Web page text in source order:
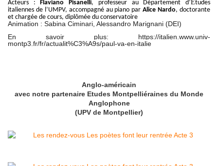
Acteurs :Flaviano Pisanelli, professeur au Département d’Études
italiennes de l’UMPV, accompagné au piano parAliceNardo, doctorante
et chargée de cours, diplômée du conservatoire
Animation : Sabina Ciminari, Alessandro Marignani (DEI)
En savoir plus: https://italien.www.univ-
montp3.fr/fr/actualit%C3%A9s/paul-va-en-italie
Anglo-américain
avec notre partenaire Etudes Montpelliéraines du Monde
Anglophone
(UPV de Montpellier)